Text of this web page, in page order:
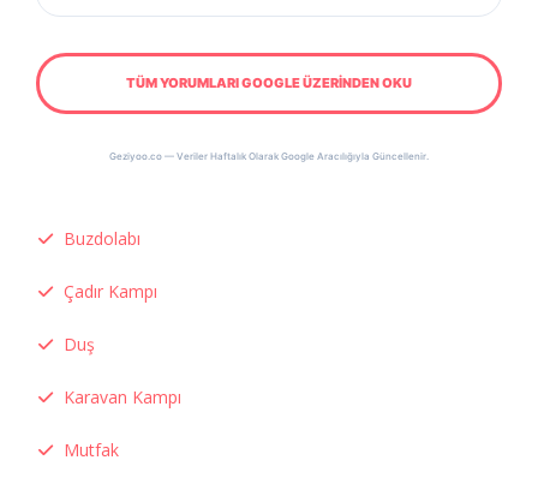
TÜM YORUMLARI GOOGLE ÜZERİNDEN OKU
Geziyoo.co — Veriler Haftalık Olarak Google Aracılığıyla Güncellenir.
Buzdolabı
Çadır Kampı
Duş
Karavan Kampı
Mutfak